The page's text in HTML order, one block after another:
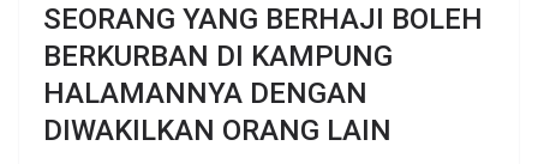
SEORANG YANG BERHAJI BOLEH
BERKURBAN DI KAMPUNG
HALAMANNYA DENGAN
DIWAKILKAN ORANG LAIN